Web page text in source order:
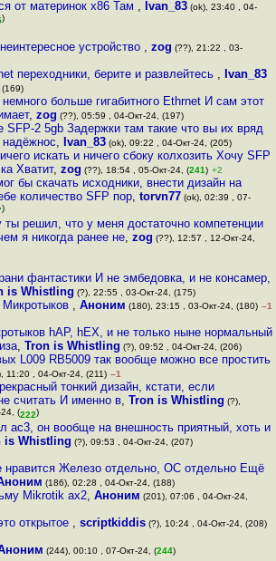
от материнок х86 Там , Ivan_83(ok), 23:40 , 04-
)
устройство ,zog (??), 21:22 , 03-
переходники, берите и развлейтесь , Ivan_83
больше гигабитного Ethrnet И сам этот
, zog (??), 05:59 , 04-Окт-24, (197)
SFP-2 5gb Задержки там такие что вы их вряд
, Ivan_83 (ok), 09:22 , 04-Окт-24, (205)
искать и ничего сбоку колхозить Хочу SFP
Хватит, zog (??), 18:54 , 05-Окт-24, (241) +2
бы скачать исходники, внести дизайн на
количество SFP пор, torvn77(ok), 02:39 , 07-
)
ты решил, что у меня достаточно компетенции
я никогда ранее не,zog (??), 12:57 , 12-Окт-24,
фантастики И не эмбедовка, и не консамер,
is Whistling (?), 22:55 , 03-Окт-24, (175)
, Аноним (180), 23:15 , 03-Окт-24, (180) –1
hAP, hEX, и не только ныне нормальный
, Tron is Whistling (?), 09:52 , 04-Окт-24, (206)
L009 RB5009 так вообще можно все простить
11:20 , 04-Окт-24, (211) –1
тонкий дизайн, кстати, если
считать И именно в, Tron is Whistling (?),
(222)
ac3, он вообще на внешность приятный, хоть и
is Whistling (?), 09:53 , 04-Окт-24, (207)
нравится Железо отдельно, ОС отдельно Ещё
(186), 02:28 , 04-Окт-24, (188)
Mikrotik ax2,Аноним (201), 07:06 , 04-Окт-24,
открытое ,scriptkiddis (?), 10:24 , 04-Окт-24, (208)
(244), 00:10 , 07-Окт-24, (244)